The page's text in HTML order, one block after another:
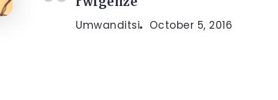
Umwanditsi October 5, 2016